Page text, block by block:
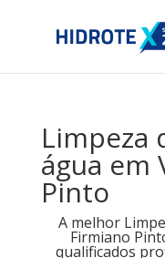
Limpeza
água em
Pinto
A melhor
Firmiano
qualificados